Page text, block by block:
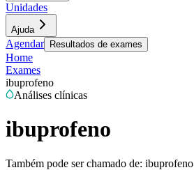
Unidades
Ajuda
Agendar Resultados de exames
Home
Exames
ibuprofeno
Análises clínicas
ibuprofeno
Também pode ser chamado de: ibuprofeno